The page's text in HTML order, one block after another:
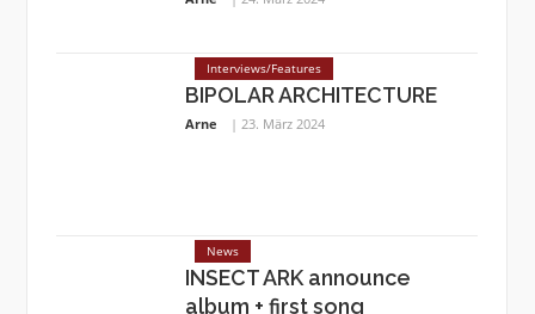
Interviews/Features
BIPOLAR ARCHITECTURE
Arne 23. März 2024
News
INSECT ARK announce
album + first song